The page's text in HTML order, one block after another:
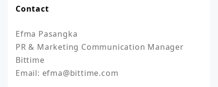
Contact
Efma Pasangka
PR & Marketing Communication Manager
Bittime